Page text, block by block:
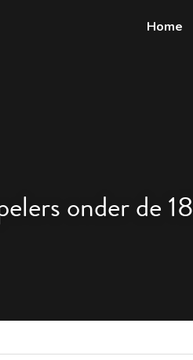
Home
onder de 18